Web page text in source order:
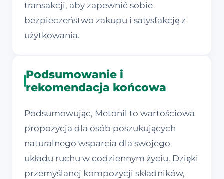
transakcji, aby zapewnić sobie
bezpieczeństwo zakupu i satysfakcję z
użytkowania.
Podsumowanie i
rekomendacja końcowa
Podsumowując, Metonil to wartościowa
propozycja dla osób poszukujących
naturalnego wsparcia dla swojego
układu ruchu w codziennym życiu. Dzięki
przemyślanej kompozycji składników,